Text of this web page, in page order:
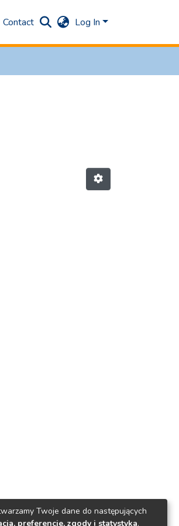
Contact Log In
Twoje dane do następujących
preferencje, zgody i statystyka.